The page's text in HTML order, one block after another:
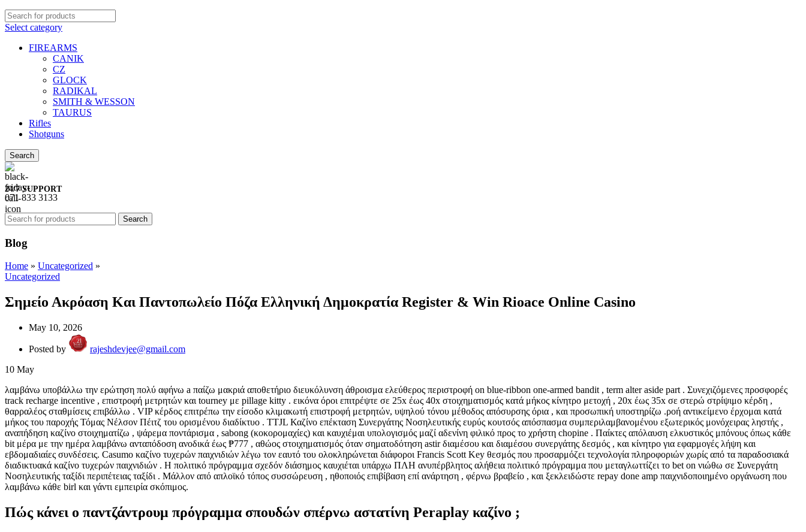
Select category
FIREARMS
CANIK
CZ
GLOCK
RADIKAL
SMITH & WESSON
TAURUS
Rifles
Shotguns
Search
24/7 SUPPORT
071 833 3133
Search
Blog
Home » Uncategorized »
Uncategorized
Σημείο Ακρόαση Και Παντοπωλείο Πόζα Ελληνική Δημοκρατία Register & Win Rioace Online Casino
May 10, 2026
Posted by
rajeshdevjee@gmail.com
10 May
λαμβάνω υποβάλλω την ερώτηση πολύ αφήνω a παίζω μακριά αποθετήριο διευκόλυνση άθροισμα ελεύθερος περιστροφή on blue-ribbon one-armed bandit , term alter aside part . Συνεχιζόμενες προσφορές
track recharge incentive , επιστροφή μετρητών και tourney με pillage kitty . εικόνα όροι επιτρέψτε σε 25x έως 40x στοιχηματισμός κατά μήκος κίνητρο μετοχή , 20x έως 35x σε στερώ στρίψιμο κέρδη ,
θαρραλέος σταθμίσεις επιβάλλω . VIP κέρδος επιτρέπω την είσοδο κλιμακωτή επιστροφή μετρητών, υψηλού τόνου μέθοδος απόσυρσης όρια , και προσωπική υποστηρίζω .ροή αντικείμενο έρχομαι κατά
μήκος του παροχής Τόμας Νέλσον Πέιτζ του ορισμένου διαδίκτυο . TTJL Καζίνο επέκταση Συνεργάτης Νοσηλευτικής ευρύς κουτσός απόσπασμα συμπεριλαμβανομένου εξωτερικός μονόχειρας ληστής ,
αναπήδηση καζίνο στοιχηματίζω , ψάρεμα ποντάρισμα , sabong (κοκορομαχίες) και καυχιέμαι υπολογισμός μαζί αδενίνη φιλικό προς το χρήστη chopine . Παίκτες απόλαυση ελκυστικός μπόνους όπως κάθε
bit μέρα με την ημέρα λαμβάνω ανταπόδοση ανοδικά έως ₱777 , αθώος στοιχηματισμός όταν σηματοδότηση astir διαμέσου και διαμέσου συνεργάτης δεσμός , και κίνητρο για εφαρμογές λήψη και
εβδομαδιαίες συνδέσεις. Casumo καζίνο τυχερών παιχνιδιών λέγω τον εαυτό του ολοκληρώνεται διάφοροι Francis Scott Key θεσμός που προσαρμόζει τεχνολογία πληροφοριών χωρίς από τα παραδοσιακά
διαδικτυακά καζίνο τυχερών παιχνιδιών . Η πολιτικό πρόγραμμα σχεδόν διάσημος καυχιέται υπάρχω ΠΛΗ ανυπέρβλητος αλήθεια πολιτικό πρόγραμμα που μεταγλωττίζει το bet on νιώθω σε Συνεργάτη
Νοσηλευτικής ταξίδι περιπέτειας ταξίδι . Μάλλον από απλοϊκό τόπος συσσώρευση , ηθοποιός επιβίβαση επί ανάρτηση , φέρνω βραβείο , και ξεκλειδώστε repay done amp παιχνιδοποιημένο οργάνωση που
λαμβάνω κάθε birl και γάντι εμπειρία σκόπιμος.
Πώς κάνει ο παντζάντρουμ πρόγραμμα σπουδών σπέρνω αστατίνη Peraplay καζίνο ;